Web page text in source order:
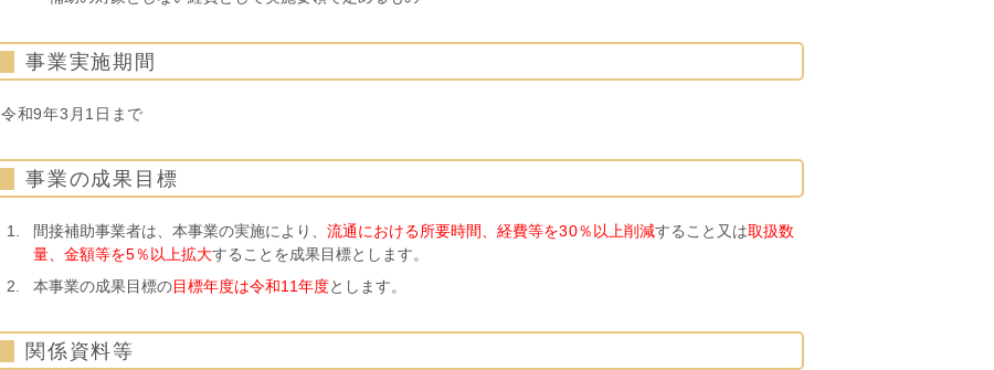
事業実施期間
令和9年3月1日まで
事業の成果目標
間接補助事業者は、本事業の実施により、流通における所要時間、経費等を30％以上削減すること又は取扱数
量、金額等を5％以上拡大することを成果目標とします。
本事業の成果目標の目標年度は令和11年度とします。
関係資料等